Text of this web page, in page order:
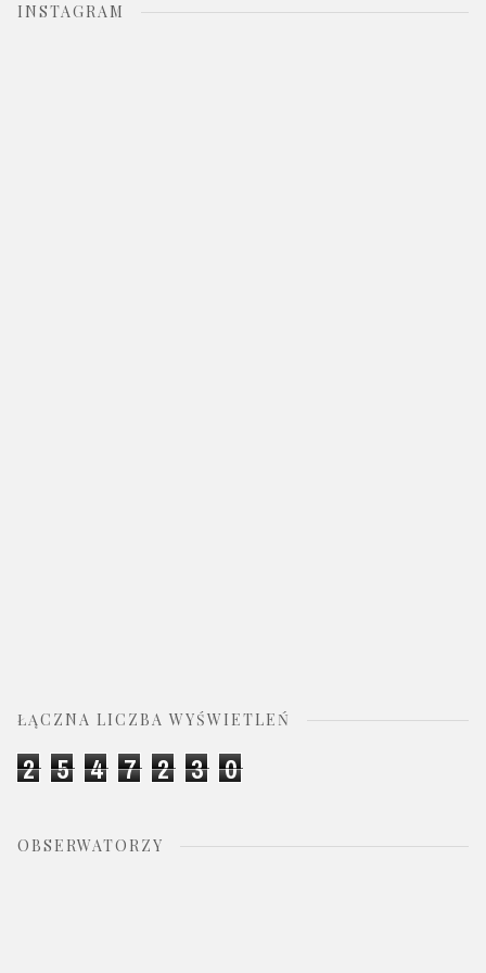
INSTAGRAM
ŁĄCZNA LICZBA WYŚWIETLEŃ
2 5 4 7 2 3 0
OBSERWATORZY